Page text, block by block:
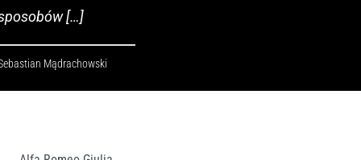
[…]
Mądrachowski